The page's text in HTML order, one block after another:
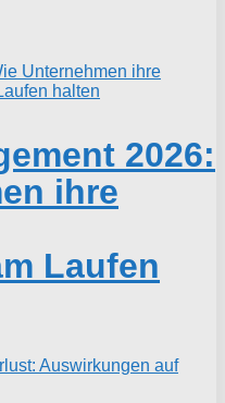
2026:
ihre
Laufen